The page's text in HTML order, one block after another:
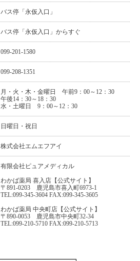
バス停「永仮入口」
バス停「永仮入口」からすぐ
099-201-1580
099-208-1351
月・火・木・金曜日 午前9：00～12：30
午後14：30～18：30
水・土曜日 9：00～12：30
日曜日・祝日
株式会社エムエフアイ
有限会社ピュアメディカル
わかば薬局 喜入店 【公式サイト】
〒891-0203 鹿児島市喜入町6973-1
TEL:099-345-3604 FAX:099-345-3605
わかば薬局 中央町店 【公式サイト】
〒890-0053 鹿児島市中央町32-34
TEL:099-210-5710 FAX:099-210-5713